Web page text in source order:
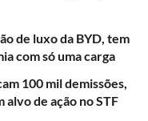
de luxo da BYD, tem
com só uma carga
100 mil demissões,
de ação no STF